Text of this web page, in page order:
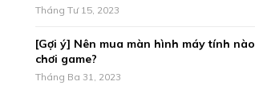
Tháng Tư 15, 2023
[Gợi ý] Nên mua màn hình máy tính
chơi game?
Tháng Ba 31, 2023